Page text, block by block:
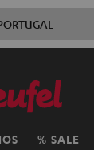
SALE